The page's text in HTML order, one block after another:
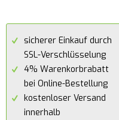
sicherer Einkauf durch
SSL-Verschlüsselung
4% Warenkorbrabatt
bei Online-Bestellung
kostenloser Versand
innerhalb